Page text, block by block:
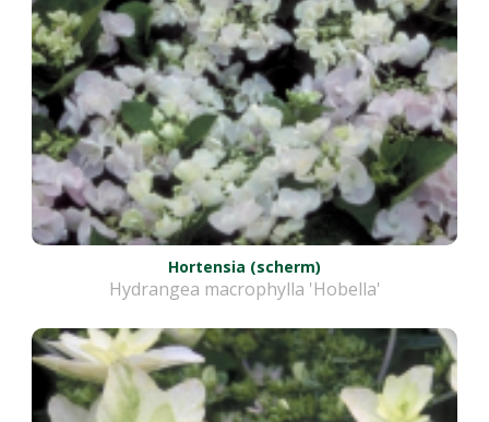
Hortensia (scherm)
Hydrangea macrophylla 'Hobella'